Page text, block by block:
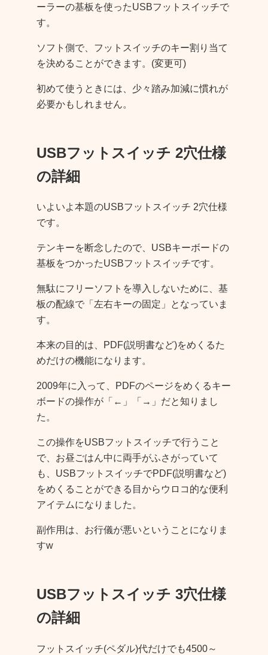
ーラーの基板を使ったUSBフットスイッチで
す。
ソフト側で、フットスイッチのキー割り当て
を決めることができます。(変更可)
初めて使うときには、少々踏み加減に慣れが
必要かもしれません。
USBフットスイッチ 2穴仕様
の詳細
いよいよ本題のUSBフットスイッチ 2穴仕様
です。
テンキーを断念したので、USBキーボードの
基板をつかったUSBフットスイッチです。
無駄にフリーソフトを導入しないために、基
板の配線で「 左右キーの固定 」となっていま
す。
本来の目的は、
PDF(説明書など)をめくるた
めだけの機能になります。
2009年に入って、PDFのページをめくるキー
ボードの操作が「←」「→」だと知りまし
た。
この操作をUSBフットスイッチで行うこと
で、お昼ごはん中に両手がふさがっていて
も、USBフットスイッチでPDF(説明書など)
をめくることができる目からウロコ的な便利
アイテムになりました。
副作用は、お行儀が悪いということになりま
すw
USBフットスイッチ 3穴仕様
の詳細
フットスイッチ(ペダル)代だけでも4500～